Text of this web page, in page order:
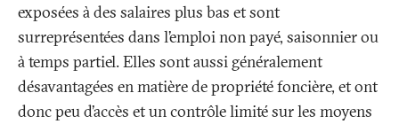
exposées à des salaires plus bas et sont
surreprésentées dans l’emploi non payé, saisonnier ou
à temps partiel. Elles sont aussi généralement
désavantagées en matière de propriété foncière, et ont
donc peu d’accès et un contrôle limité sur les moyens